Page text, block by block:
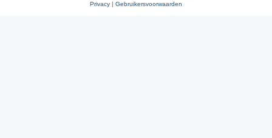
Privacy | Gebruikersvoorwaarden